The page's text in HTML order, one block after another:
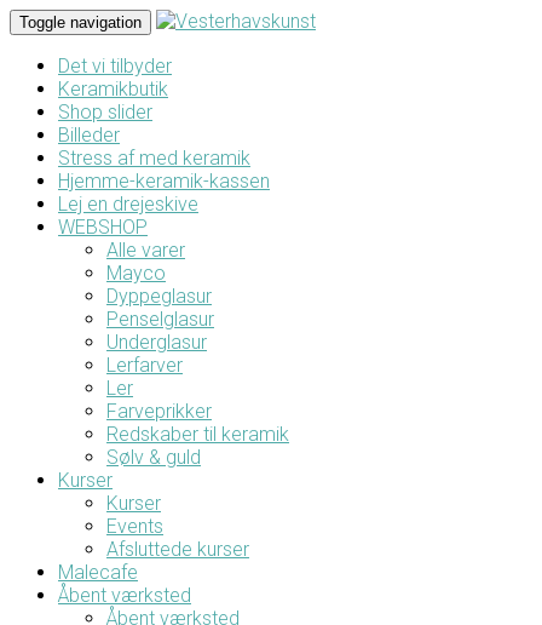
Toggle navigation
Det vi tilbyder
Keramikbutik
Shop slider
Billeder
Stress af med keramik
Hjemme-keramik-kassen
Lej en drejeskive
WEBSHOP
Alle varer
Mayco
Dyppeglasur
Penselglasur
Underglasur
Lerfarver
Ler
Farveprikker
Redskaber til keramik
Sølv & guld
Kurser
Kurser
Events
Afsluttede kurser
Malecafe
Åbent værksted
Åbent værksted